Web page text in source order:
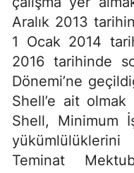
Aralık 2013
1 Ocak 2014
2016 tarihinde
Dönemi’ne
Shell’e ait olmak
Shell, Minimum
yükümlülüklerini
Teminat